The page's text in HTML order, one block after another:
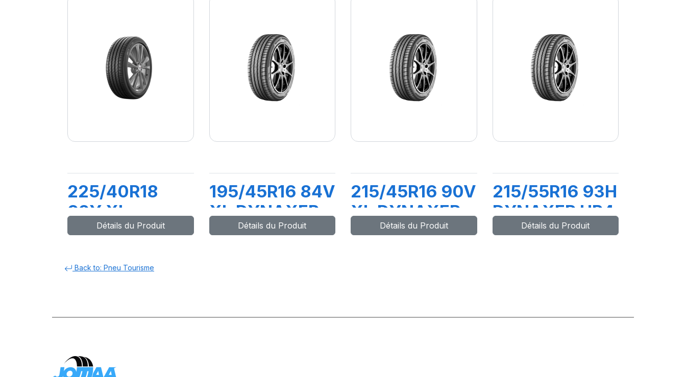
225/40R18
92Y XL
DYNAXER HP5
Détails du Produit
195/45R16 84V
XL DYNAXER
HP4Détails du Produit
215/45R16 90V
XL DYNAXER
HP4Détails du Produit
215/55R16 93H
DYNAXER HP4
Détails du Produit
Back to: Pneu Tourisme